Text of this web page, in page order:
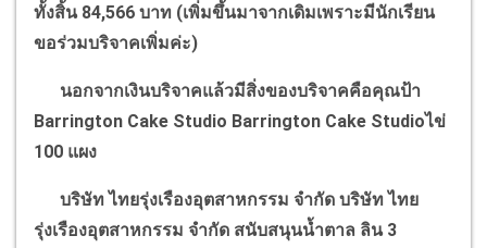
ทั้งสิ้น 84,566 บาท (เพิ่มขึ้นมาจากเดิมเพราะมีนักเรียน
ขอร่วมบริจาคเพิ่มค่ะ)
นอกจากเงินบริจาคแล้วมีสิ่งของบริจาคคือคุณป้า
Barrington Cake Studio Barrington Cake Studioไข่
100 แผง
บริษัท ไทยรุ่งเรืองอุตสาหกรรม จำกัด บริษัท ไทย
รุ่งเรืองอุตสาหกรรม จำกัด สนับสนุนน้ำตาล ลิน 3